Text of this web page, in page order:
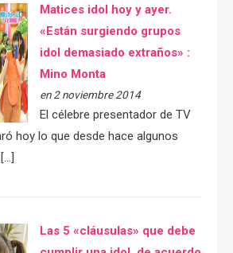
Matices idol hoy y ayer.
«Están surgiendo grupos
idol demasiado extraños» :
Mino Monta
en 2 noviembre 2014
El célebre presentador de TV
hoy lo que desde hace algunos
Las 5 «cláusulas» que debe